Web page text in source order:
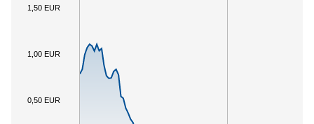
0,50 EUR
1,00 EUR
1,50 EUR